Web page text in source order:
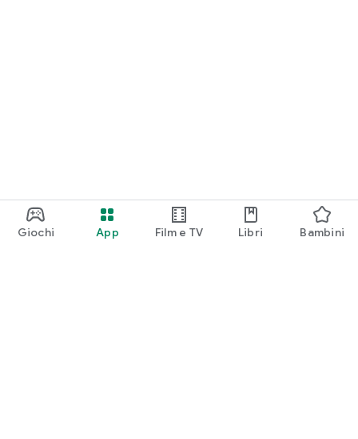
Giochi App Film e TV Libri Bambini